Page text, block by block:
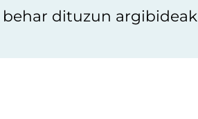
dituzun argibideak